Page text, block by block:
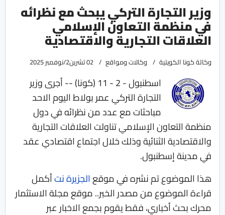
وزير التجارة التركي يبحث مع نظرائه
في منظمة التعاون الإسلامي
العلاقات التجارية والاقتصادية
وكالة كونا الكويتية وكالات ومواقع 02 تشرين2/نوفمبر 2025
اسطنبول - 2 - 11 (كونا) -- أجرى وزير
التجارة التركي عمر بولاط اليوم الاحد
مباحثات مع عدد من نظرائه في دول
منظمة التعاون الإسلامي تناولت العلاقات التجارية
والاقتصادية الثنائية وذلك خلال اجتماع اقتصادي عقد
في مدينة إسطنبول.
هذا الموضوع تم نشره في موقعالجزيرة نتأكمل
قراءة الموضوع من مصدر الخبر.. موقع مجلة الاستثمار
محرك بحث أخباري، فقط يقوم بجمع الاخبار عبر